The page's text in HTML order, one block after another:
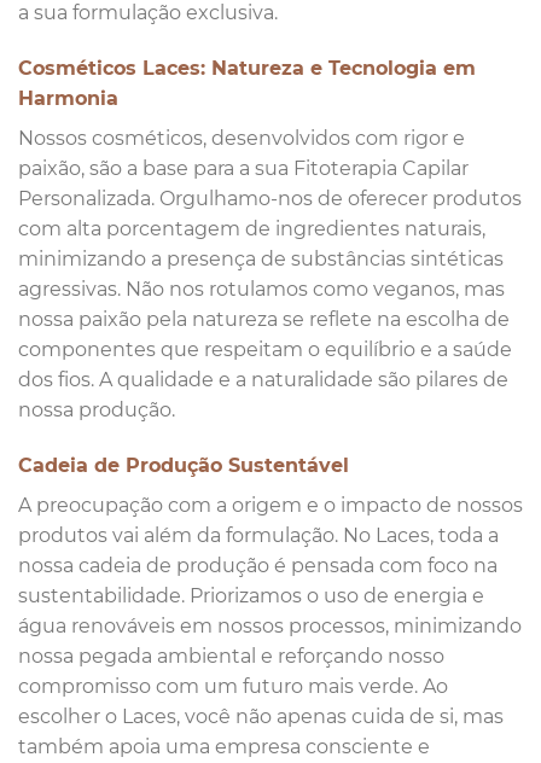
a sua formulação exclusiva.
Cosméticos Laces: Natureza e Tecnologia em
Harmonia
Nossos cosméticos, desenvolvidos com rigor e
paixão, são a base para a sua Fitoterapia Capilar
Personalizada. Orgulhamo-nos de oferecer produtos
com alta porcentagem de ingredientes naturais,
minimizando a presença de substâncias sintéticas
agressivas. Não nos rotulamos como veganos, mas
nossa paixão pela natureza se reflete na escolha de
componentes que respeitam o equilíbrio e a saúde
dos fios. A qualidade e a naturalidade são pilares de
nossa produção.
Cadeia de Produção Sustentável
A preocupação com a origem e o impacto de nossos
produtos vai além da formulação. No Laces, toda a
nossa cadeia de produção é pensada com foco na
sustentabilidade. Priorizamos o uso de energia e
água renováveis em nossos processos, minimizando
nossa pegada ambiental e reforçando nosso
compromisso com um futuro mais verde. Ao
escolher o Laces, você não apenas cuida de si, mas
também apoia uma empresa consciente e